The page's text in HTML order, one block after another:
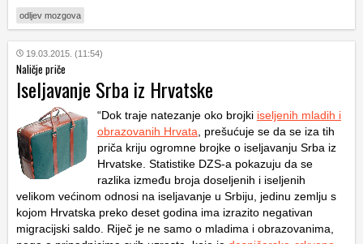
odljev mozgova
19.03.2015. (11:54)
Naličje priče
Iseljavanje Srba iz Hrvatske
“Dok traje natezanje oko brojki iseljenih mladih i
obrazovanih Hrvata , prešućuje se da se iza tih
priča kriju ogromne brojke o iseljavanju Srba iz
Hrvatske. Statistike DZS-a pokazuju da se
razlika između broja doseljenih i iseljenih
velikom većinom odnosi na iseljavanje u Srbiju, jedinu zemlju s
kojom Hrvatska preko deset godina ima izrazito negativan
migracijski saldo. Riječ je ne samo o mladima i obrazovanima,